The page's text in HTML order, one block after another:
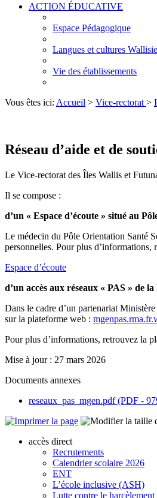
ACTION ÉDUCATIVE
Espace Pédagogique
Langues et cultures
Vie des établissements
Vous êtes ici: Accueil > Vice-rectorat >
Réseau d’aide et de
Le Vice-rectorat des Îles Wallis et
Il se compose :
d’un « Espace d’écoute » situé au
Le médecin du Pôle Orientation Santé
personnelles. Pour plus d’informations,
Espace d’écoute
d’un accès aux réseaux « PAS » de
Dans le cadre d’un partenariat
sur la plateforme web :
Pour plus d’informations, retrouvez la
Mise à jour : 27 mars 2026
Documents annexes
reseaux_pas_mgen.pdf (PDF -
accès direct
Recrutements
Calendrier scolaire 2026
ENT
L’école inclusive (ASH)
Lutte contre le harcèlement